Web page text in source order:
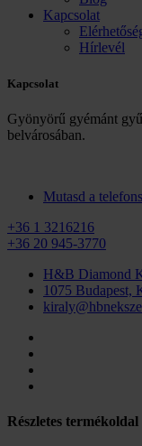
Kapcsolat
Hírlevél
Kapcsolat
Gyönyörű gyémánt
belvárosában.
Mutasd a
+36 1 3216216
+36 20 945-3770
H&B Diamond
1075 Budapest,
Részletes termékoldal